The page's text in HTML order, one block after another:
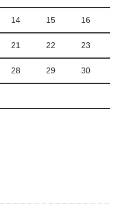
14 15 16
21 22 23
28 29 30